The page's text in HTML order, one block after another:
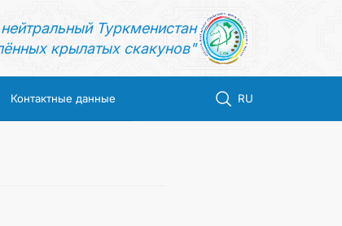
Туркменистан
крылатых скакунов"
Контактные данные RU